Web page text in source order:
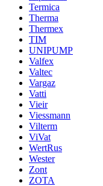
Termica
Therma
Thermex
TIM
UNIPUMP
Valfex
Valtec
Vargaz
Vatti
Vieir
Viessmann
Vilterm
ViVat
WertRus
Wester
Zont
ZOTA